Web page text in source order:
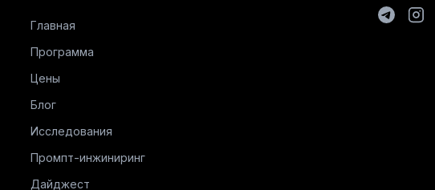
Главная
Программа
Цены
Блог
Исследования
Промпт-инжиниринг
Дайджест